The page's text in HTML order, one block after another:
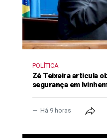
POLÍTICA
Zé Teixeira articula
segurança em
Há 9 horas